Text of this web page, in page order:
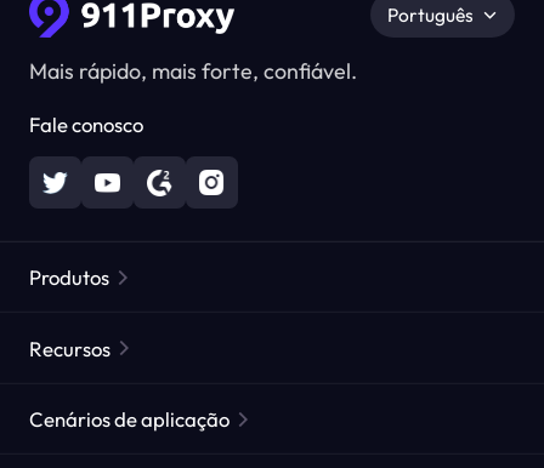
Mais rápido, mais forte, confiável.
Fale conosco
Português
Produtos
Proxies Residenciais Estáticos
Recursos
Cenários de aplicação